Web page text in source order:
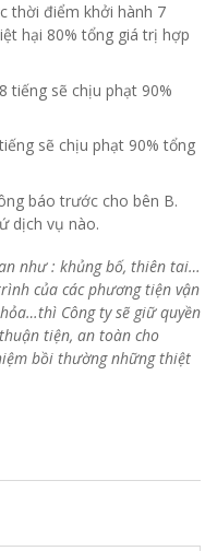
thời điểm khởi hành 7
hại 80% tổng giá trị hợp
tiếng sẽ chịu phạt 90%
sẽ chịu phạt 90% tổng
báo trước cho bên B.
dịch vụ nào.
như : khủng bố, thiên tai…
của các phương tiện vận
Công ty sẽ giữ quyền
tiện, an toàn cho
bồi thường những thiệt